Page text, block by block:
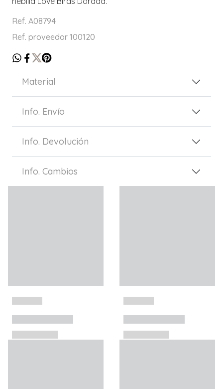
Ref. A08794
Ref. proveedor 100120
Material
Info. Envío
Info. Devolución
Info. Cambios